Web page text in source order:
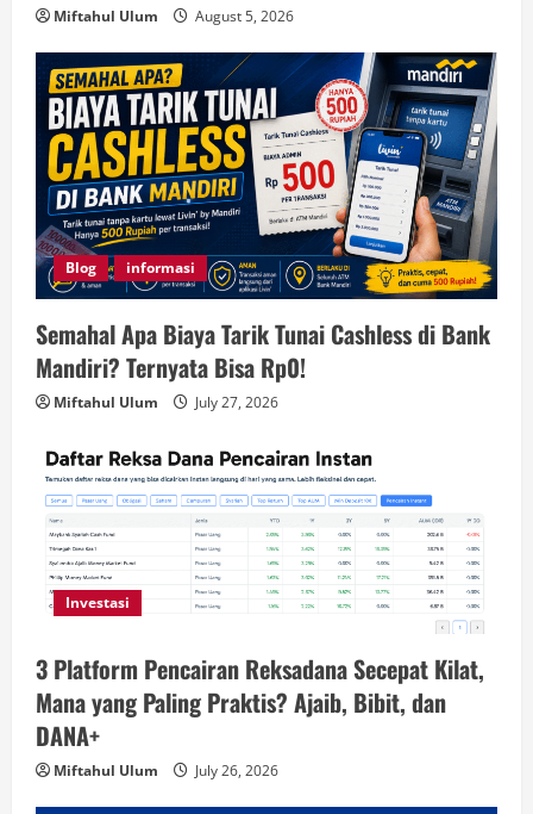
Miftahul Ulum August 5, 2026
Blog informasi
Semahal Apa Biaya Tarik Tunai Cashless di Bank
Mandiri? Ternyata Bisa Rp0!
Miftahul Ulum July 27, 2026
Investasi
3 Platform Pencairan Reksadana Secepat Kilat,
Mana yang Paling Praktis? Ajaib, Bibit, dan
DANA+
Miftahul Ulum July 26, 2026